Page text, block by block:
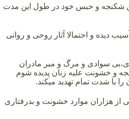
شکنجه و حبس خود در طول این مدت
دیده و احتمالا آثار روحی و روانی
سوادی و مرگ و میر مادران
و خشونت علیه زنان پدیده شوم
با شدت تمام تهدید میکند.
هزاران موارد خشونت و بدرفتاری